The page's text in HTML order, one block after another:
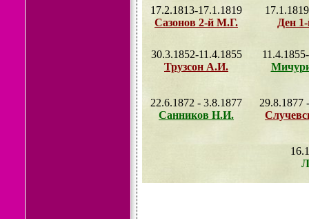
17.2.1813-17.1.1819
Сазонов 2-й М.Г.
Ден
30.3.1852-11.4.1855
Трузсон А.И.
22.6.1872 - 3.8.1877
Санников Н.И.
29.8.1877